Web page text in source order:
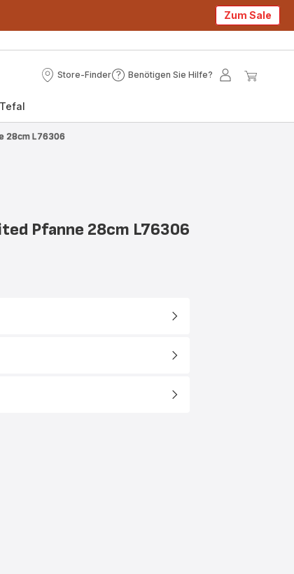
Zum Sale
Store-Finder
Store-
Benötigen Sie Hilfe?
Benötigen
Mein
28cm L76306
Pfanne 28cm L76306